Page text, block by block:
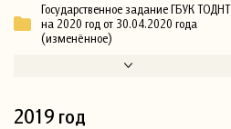
Государственное задание ГБУК ТОДНТ
на 2020 год от 30.04.2020 года
(изменённое)
2019 год